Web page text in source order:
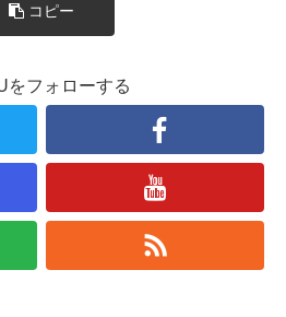
コピー
をフォローする